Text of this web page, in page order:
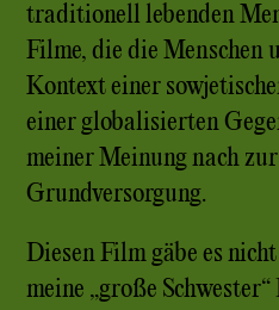
traditionell lebenden
Filme, die die Menschen
Kontext einer
einer globalisierten
meiner Meinung nach
Grundversorgung.
Diesen Film gäbe es
meine „große